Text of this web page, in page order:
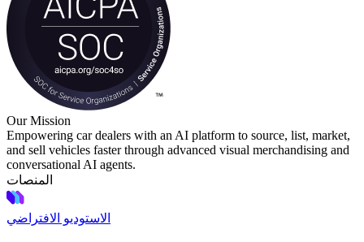
Our Mission
Empowering car dealers with an AI platform to source, list, market,
and sell vehicles faster through advanced visual merchandising and
conversational AI agents.
المنصات
الاستوديو الافتراضي